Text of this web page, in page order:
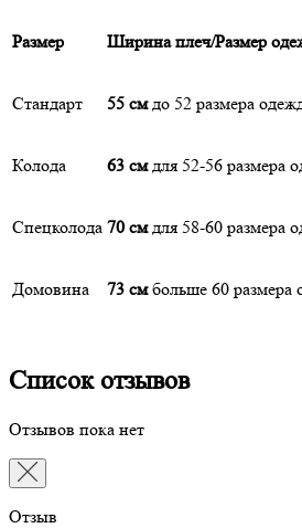
Размер Ширина плеч/Размер
Стандарт 55 смдо 52 размера
Колода 63 смдля 52-56 размера
Спецколода 70 смдля 58-60 размера
Домовина 73 смбольше 60 размера
Список отзывов
Отзывов пока нет
Отзыв